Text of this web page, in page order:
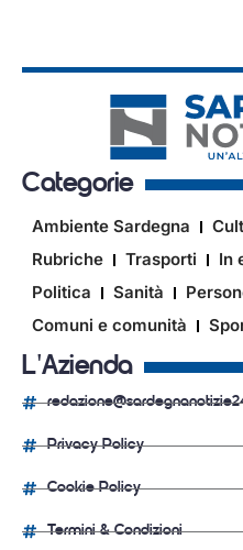
Categorie
Ambiente Sardegna
Rubriche
Trasporti In
Politica
Sanità
Comuni e comunità
L'Azienda
Privacy Policy
Cookie Policy
Termini & Condizioni